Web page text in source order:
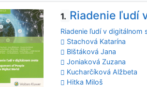
1. Riadenie ľudí
Riadenie ľudí v digitálnom
Stachová Katarína
Blštáková Jana
Joniaková Zuzana
Kucharčíková Alžbeta
Hitka Miloš